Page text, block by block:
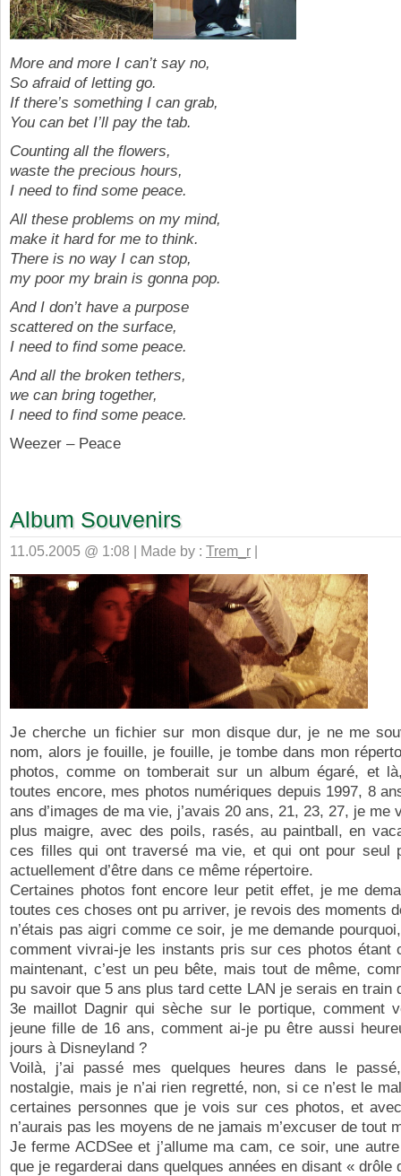
More and more I can’t say no,
So afraid of letting go.
If there’s something I can grab,
You can bet I’ll pay the tab.
Counting all the flowers,
waste the precious hours,
I need to find some peace.
All these problems on my mind,
make it hard for me to think.
There is no way I can stop,
my poor my brain is gonna pop.
And I don’t have a purpose
scattered on the surface,
I need to find some peace.
And all the broken tethers,
we can bring together,
I need to find some peace.
Weezer – Peace
Album Souvenirs
11.05.2005 @ 1:08 | Made by : Trem_r |
Je cherche un fichier sur mon disque dur, je ne me
nom, alors je fouille, je fouille, je tombe dans mon
photos, comme on tomberait sur un album égaré, et
toutes encore, mes photos numériques depuis 1997, 8
ans d’images de ma vie, j’avais 20 ans, 21, 23, 27, je me
plus maigre, avec des poils, rasés, au paintball, en
ces filles qui ont traversé ma vie, et qui ont pour seul
actuellement d’être dans ce même répertoire.
Certaines photos font encore leur petit effet, je me
toutes ces choses ont pu arriver, je revois des moments
n’étais pas aigri comme ce soir, je me demande
comment vivrai-je les instants pris sur ces photos étant
maintenant, c’est un peu bête, mais tout de même,
pu savoir que 5 ans plus tard cette LAN je serais en train
3e maillot Dagnir qui sèche sur le portique, comment
jeune fille de 16 ans, comment ai-je pu être aussi
jours à Disneyland ?
Voilà, j’ai passé mes quelques heures dans le
nostalgie, mais je n’ai rien regretté, non, si ce n’est le
certaines personnes que je vois sur ces photos, et
n’aurais pas les moyens de ne jamais m’excuser de tout
Je ferme ACDSee et j’allume ma cam, ce soir, une
que je regarderai dans quelques années en disant « drôle